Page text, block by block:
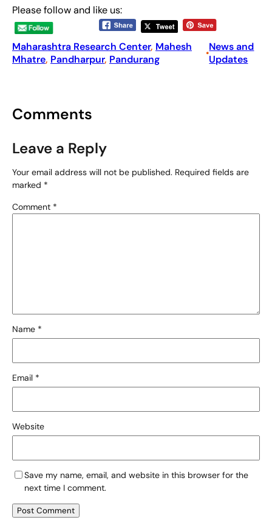
Please follow and like us:
Maharashtra Research Center, Mahesh
Mhatre, Pandharpur, Pandurang
•News and
Updates
Comments
Leave a Reply
Your email address will not be published. Required fields are
marked *
Comment *
Name *
Email *
Website
Save my name, email, and website in this browser for the
next time I comment.